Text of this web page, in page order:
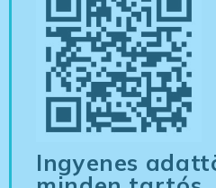
Ingyenes